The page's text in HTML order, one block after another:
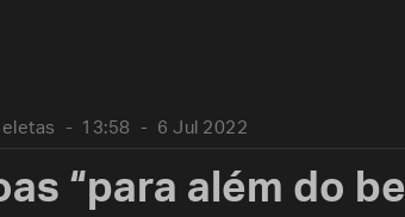
13:58 6 Jul 2022
“para além do